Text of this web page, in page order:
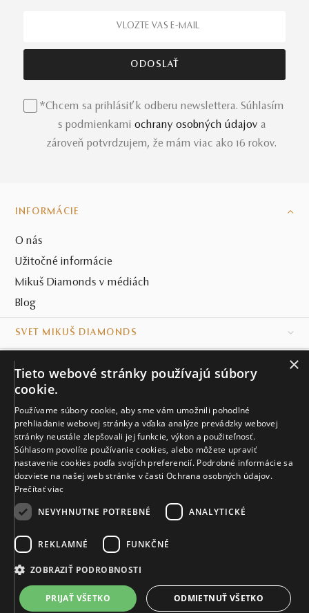
3 867 €
Vyrobíme a doručíme do 28 dní
VIAC INFO
*Chcem sa prihlásiť k odberu newslettera. Súhlasím
s podmienkami ochrany osobných údajov a
zároveň potvrdzujem, že mám viac ako 16 rokov.
INFORMÁCIE
O nás
Užitočné informácie
Mikuš Diamonds v médiách
Blog
SVET MIKUŠ DIAMONDS
KONTAKT
Naše klenotníctva
Sídlo spoločnosti
© MIKUŠ DIAMONDS, A.S. 2026. VŠETKY PRÁVA VYHRADENÉ.
×
Tieto webové stránky používajú súbory
cookie.
Používame súbory cookie, aby sme vám umožnili pohodlné
prehliadanie webovej stránky a vďaka analýze prevádzky webovej
stránky neustále zlepšovali jej funkcie, výkon a použiteľnosť.
Súhlasom povolíte používanie cookies, alebo môžete upraviť
nastavenie cookies podľa svojích preferencií. Podrobné informácie sa
dozviete na našej web stránke v časti Ochrana osobných údajov.
Prečítať viac
NEVYHNUTNE POTREBNÉ
ANALYTICKÉ
REKLAMNÉ FUNKČNÉ
ZOBRAZIŤ PODROBNOSTI
PRIJAŤ VŠETKO ODMIETNUŤ VŠETKO